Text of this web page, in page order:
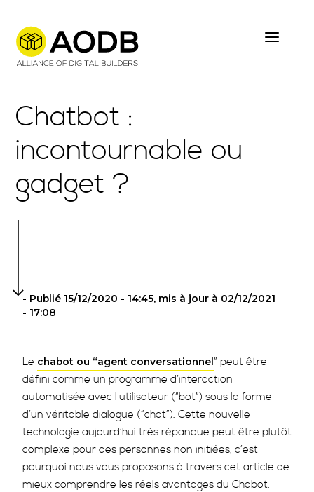
Chatbot :
incontournable ou
gadget ?
- Publié 15/12/2020 - 14:45, mis à jour à 02/12/2021
- 17:08
Le chabot ou “agent conversationnel ” peut être
défini comme un programme d’interaction
automatisée avec l'utilisateur (“bot”) sous la forme
d’un véritable dialogue (“chat”). Cette nouvelle
technologie aujourd’hui très répandue peut être plutôt
complexe pour des personnes non initiées, c’est
pourquoi nous vous proposons à travers cet article de
mieux comprendre les réels avantages du Chabot.